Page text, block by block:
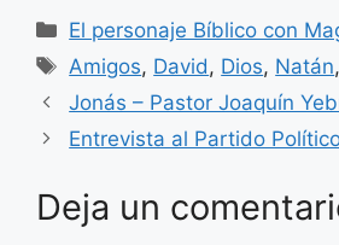
Categorías
El personaje Bíblico con
Etiquetas
Amigos, David, Dios, Natán,
Jonás – Pastor Joaquín
Entrevista al Partido
Deja un